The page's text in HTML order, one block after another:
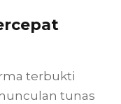
terbukti
tunas